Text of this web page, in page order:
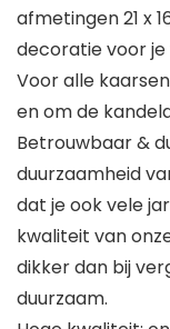
afmetingen 21 x
decoratie voor
Voor alle
en om de
Betrouwbaar &
duurzaamheid
dat je ook vele
kwaliteit van
dikker dan bij
duurzaam.